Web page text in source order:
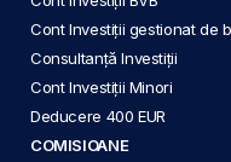
Cont Investiții gestionat de
Consultanță Investiții
Cont Investiții Minori
Deducere 400 EUR
COMISIOANE